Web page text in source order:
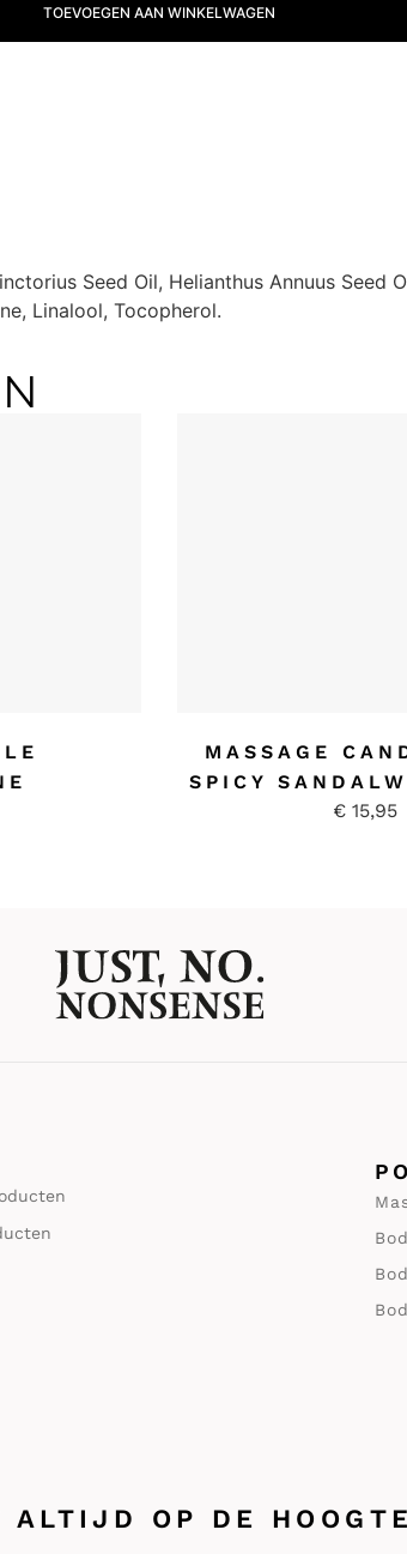
TOEVOEGEN AAN WINKELWAGEN
Seed Oil, Helianthus Annuus Seed
Linalool, Tocopherol.
MASSAGE
SPICY
€15,95
ALTIJD OP DE HOOGTE